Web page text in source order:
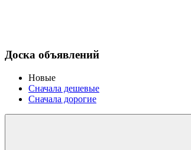
Доска объявлений
Новые
Сначала дешевые
Сначала дорогие